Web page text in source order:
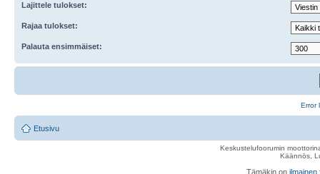
Lajittele tulokset:
Rajaa tulokset:
Palauta ensimmäiset:
Error
Etusivu
Keskustelufoorumin
Käännös,
Tämäkin on ilmainen